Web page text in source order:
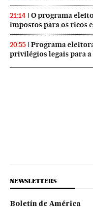
21:14
O programa
impostos para os ricos
20:55
Programa
privilégios legais para
NEWSLETTERS
Boletín de América